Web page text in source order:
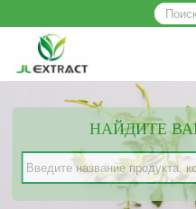
НАЙДИТЕ